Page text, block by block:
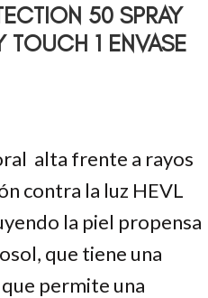
50 SPRAY
TOUCH 1 ENVASE
alta frente a rayos
contra la luz HEVL
la piel propensa
que tiene una
permite una